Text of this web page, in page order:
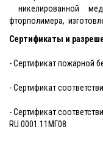
никелированной
фторполимера,
Сертификаты и
- Сертификат пожарной
- Сертификат
- Сертификат
RU.0001.11МГ08